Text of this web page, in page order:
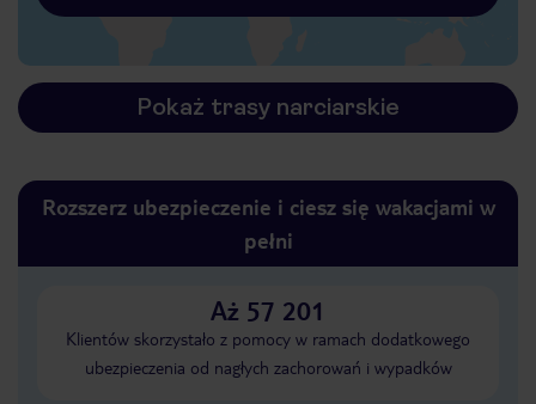
Pokaż trasy narciarskie
Rozszerz ubezpieczenie i ciesz się wakacjami w
pełni
Aż 57 201
Klientów skorzystało z pomocy w ramach dodatkowego
ubezpieczenia od nagłych zachorowań i wypadków